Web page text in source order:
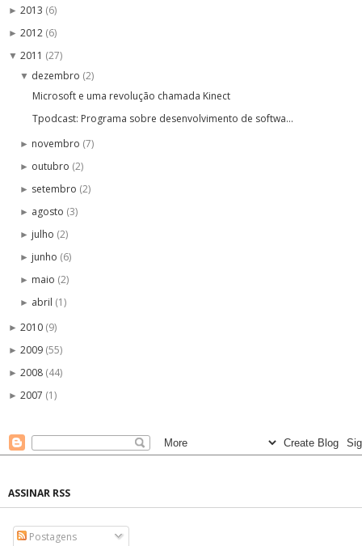
► 2013 (6)
► 2012 (6)
▼ 2011 (27)
▼ dezembro (2)
Microsoft e uma revolução chamada Kinect
Tpodcast: Programa sobre desenvolvimento de softwa...
► novembro (7)
► outubro (2)
► setembro (2)
► agosto (3)
► julho (2)
► junho (6)
► maio (2)
► abril (1)
► 2010 (9)
► 2009 (55)
► 2008 (44)
► 2007 (1)
ASSINAR RSS
Postagens